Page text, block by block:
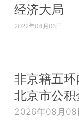
经济大局
2022年04月06日
非京籍五
北京市公
2026年08月08